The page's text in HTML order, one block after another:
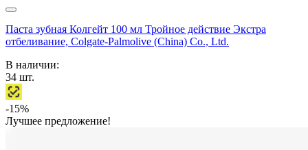
Паста зубная Колгейт 100 мл Тройное действие Экстра
отбеливание, Colgate-Palmolive (China) Co., Ltd.
В наличии:
34 шт.
-15%
Лучшее предложение!